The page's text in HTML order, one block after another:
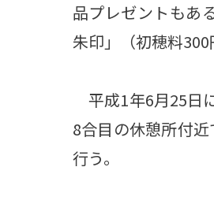
品プレゼントもあ
朱印」（初穂料300
平成1年6月25日
8合目の休憩所付
行う。